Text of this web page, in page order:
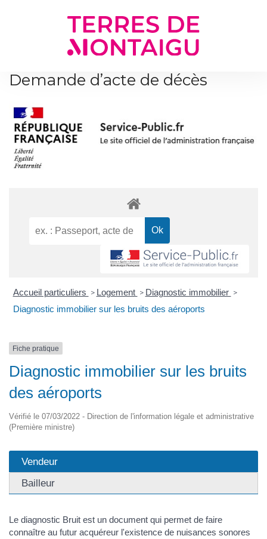
Demande d’acte de décès
Accueil particuliers > Logement > Diagnostic immobilier >
Diagnostic immobilier sur les bruits des aéroports
Fiche pratique
Diagnostic immobilier sur les bruits
des aéroports
Vérifié le 07/03/2022 - Direction de l'information légale et administrative
(Première ministre)
Vendeur
Bailleur
Le diagnostic Bruit est un document qui permet de faire
connaître au futur acquéreur l'existence de nuisances sonores